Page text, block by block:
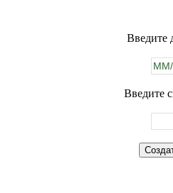
Введите
Введите